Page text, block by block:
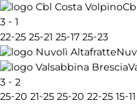
3 - 1
22-25 25-21 25-17 25-23
3 - 2
25-20 21-25 25-20 22-25 15-11